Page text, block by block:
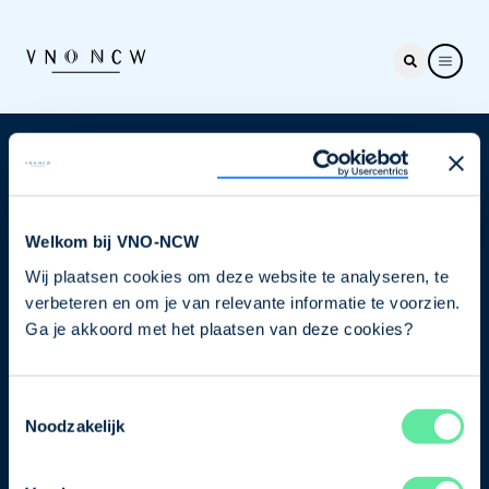
Welkom bij VNO-NCW
Wij plaatsen cookies om deze website te analyseren, te
verbeteren en om je van relevante informatie te voorzien.
Ga je akkoord met het plaatsen van deze cookies?
Noodzakelijk
Nieuwsbrief
je nu in voor de VNO-NCW nieuwsbrief.
Schrijf je in
Direct naar
Ons verhaal